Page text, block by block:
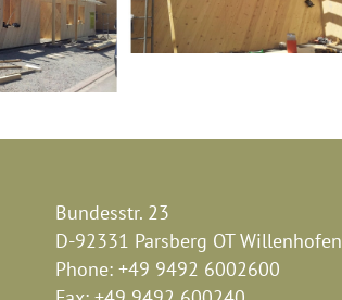
Bundesstr. 23
D-92331 Parsberg OT Willenhofen
Phone: +49 9492 6002600